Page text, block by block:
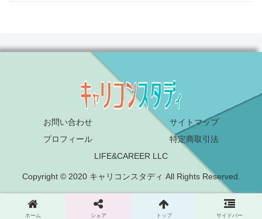
お問い合わせ
サイトマップ
プロフィール
特定商取引法
LIFE&CAREER LLC
Copyright © 2020 キャリコンスタディ All Rights Reserved.
ホーム シェア トップ サイドバー